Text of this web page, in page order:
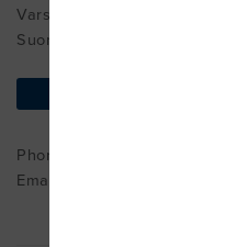
Varsinais-Suomi 20100
Suomi
Phone : + +358400 804 980
Email: